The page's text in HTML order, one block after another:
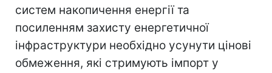
систем накопичення енергії та
посиленням захисту енергетичної
інфраструктури необхідно усунути цінові
обмеження, які стримують імпорт у